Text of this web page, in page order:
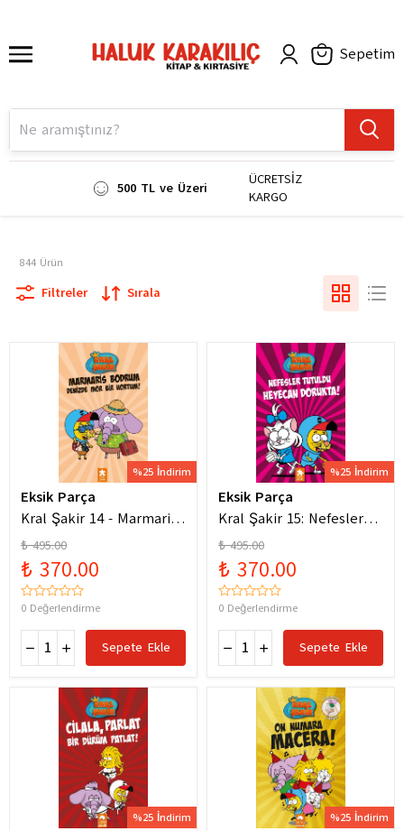
Sepetim
500 TL ve Üzeri
ÜCRETSİZ
KARGO
844 Ürün
Filtreler Sırala
%25 İndirim
Eksik Parça
Kral Şakir 14 - Marmaris
Bodrum Denizde Mor Bir
Hortum
₺ 495.00
₺ 370.00
0 Değerlendirme
Sepete Ekle
%25 İndirim
Eksik Parça
Kral Şakir 15: Nefesler
Tutuldu Heyecan Dorukta
₺ 495.00
₺ 370.00
0 Değerlendirme
Sepete Ekle
%25 İndirim %25 İndirim